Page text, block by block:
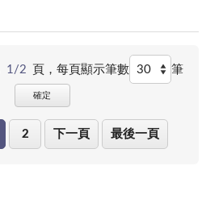
1/2 頁，每頁顯示筆數 筆
確定
2 下一頁 最後一頁